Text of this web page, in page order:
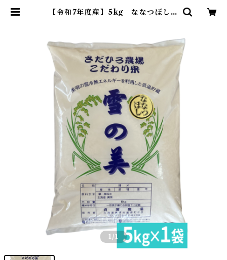
【令和7年度産】5kg ななつぼし・
1 /1